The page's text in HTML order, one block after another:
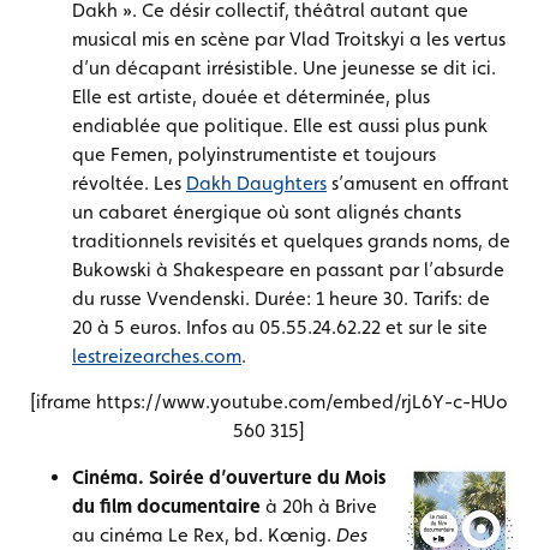
Dakh ». Ce désir collectif, théâtral autant que
musical mis en scène par Vlad Troitskyi a les vertus
d’un décapant irrésistible. Une jeunesse se dit ici.
Elle est artiste, douée et déterminée, plus
endiablée que politique. Elle est aussi plus punk
que Femen, polyinstrumentiste et toujours
révoltée. Les Dakh Daughters s’amusent en offrant
un cabaret énergique où sont alignés chants
traditionnels revisités et quelques grands noms, de
Bukowski à Shakespeare en passant par l’absurde
du russe Vvendenski. Durée: 1 heure 30. Tarifs: de
20 à 5 euros. Infos au 05.55.24.62.22 et sur le site
lestreizearches.com.
[iframe https://www.youtube.com/embed/rjL6Y-c-HUo
560 315]
Cinéma. Soirée d’ouverture du Mois
du film documentaire à 20h à Brive
au cinéma Le Rex, bd. Kœnig. Des